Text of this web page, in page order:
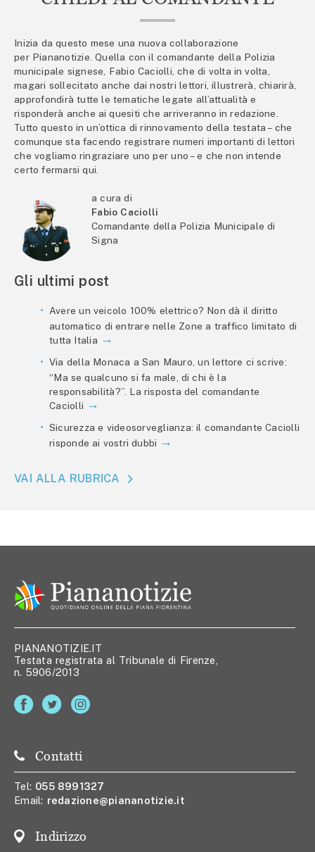
Inizia da questo mese una nuova collaborazione
per Piananotizie. Quella con il comandante della Polizia
municipale signese, Fabio Caciolli, che di volta in volta,
magari sollecitato anche dai nostri lettori, illustrerà, chiarirà,
approfondirà tutte le tematiche legate all’attualità e
risponderà anche ai quesiti che arriveranno in redazione.
Tutto questo in un’ottica di rinnovamento della testata – che
comunque sta facendo registrare numeri importanti di lettori
che vogliamo ringraziare uno per uno – e che non intende
certo fermarsi qui.
a cura di
Fabio Caciolli
Comandante della Polizia Municipale di
Signa
Gli ultimi post
Avere un veicolo 100% elettrico? Non dà il diritto
automatico di entrare nelle Zone a traffico limitato di
tutta Italia
Via della Monaca a San Mauro, un lettore ci scrive:
“Ma se qualcuno si fa male, di chi è la
responsabilità?”. La risposta del comandante
Caciolli
Sicurezza e videosorveglianza: il comandante Caciolli
risponde ai vostri dubbi
VAI ALLA RUBRICA
PIANANOTIZIE.IT
Testata registrata al Tribunale di Firenze,
n. 5906/2013
Contatti
Tel: 055 8991327
Email: redazione@piananotizie.it
Indirizzo